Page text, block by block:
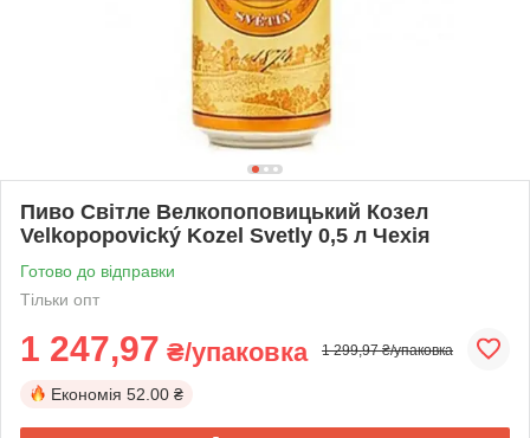
Пиво Світле Велкопоповицький Козел
Velkopopovický Kozel Svetly 0,5 л Чехія
Готово до відправки
Тільки опт
1 247,97 ₴/упаковка 1 299,97 ₴/упаковка
Економія 52.00 ₴